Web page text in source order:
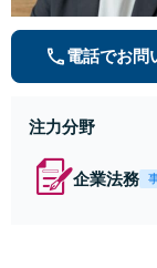
電話でお問
注力分野
企業法務